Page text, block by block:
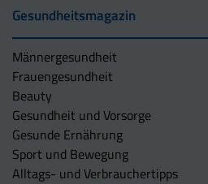
Gesundheitsmagazin
Männergesundheit
Frauengesundheit
Beauty
Gesundheit und Vorsorge
Gesunde Ernährung
Sport und Bewegung
Alltags- und Verbrauchertipps